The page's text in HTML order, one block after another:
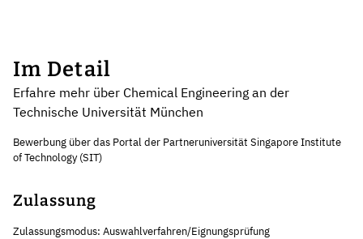
Im Detail
Erfahre mehr über Chemical Engineering an der
Technische Universität München
Bewerbung über das Portal der Partneruniversität Singapore Institute
of Technology (SIT)
Zulassung
Zulassungsmodus: Auswahlverfahren/Eignungsprüfung